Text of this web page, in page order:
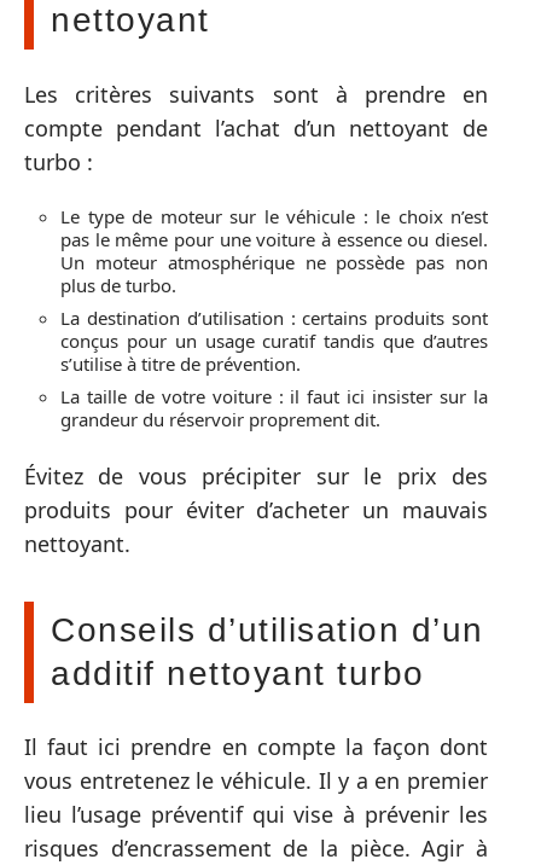
nettoyant
Les critères suivants sont à prendre en
compte pendant l’achat d’un nettoyant de
turbo :
Le type de moteur sur le véhicule : le choix n’est
pas le même pour une voiture à essence ou diesel.
Un moteur atmosphérique ne possède pas non
plus de turbo.
La destination d’utilisation : certains produits sont
conçus pour un usage curatif tandis que d’autres
s’utilise à titre de prévention.
La taille de votre voiture : il faut ici insister sur la
grandeur du réservoir proprement dit.
Évitez de vous précipiter sur le prix des
produits pour éviter d’acheter un mauvais
nettoyant.
Conseils d’utilisation d’un
additif nettoyant turbo
Il faut ici prendre en compte la façon dont
vous entretenez le véhicule. Il y a en premier
lieu l’usage préventif qui vise à prévenir les
risques d’encrassement de la pièce. Agir à